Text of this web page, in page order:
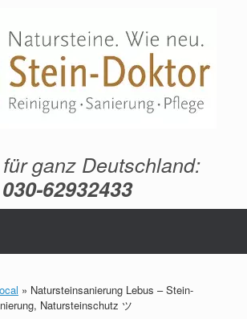
ganz Deutschland:
030-62932433
» Natursteinsanierung Lebus – Stein-
Natursteinschutz ツ